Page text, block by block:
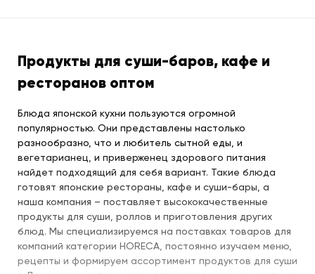
Продукты для суши-баров, кафе и
ресторанов оптом
Блюда японской кухни пользуются огромной
популярностью. Они представлены настолько
разнообразно, что и любитель сытной еды, и
вегетарианец, и приверженец здорового питания
найдет подходящий для себя вариант. Такие блюда
готовят японские рестораны, кафе и суши-бары, а
наша компания – поставляет высококачественные
продукты для суши, роллов и приготовления других
блюд. Мы специализируемся на поставках товаров для
компаний категории HORECA, постоянно изучаем меню,
рецепты и формируем ассортимент продуктов для суши